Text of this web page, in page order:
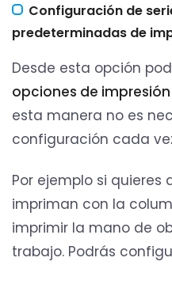
Configuración de
predeterminadas de
Desde esta opción
opciones de
esta manera no es
configuración cada
Por ejemplo si quieres
impriman con la
imprimir la mano de
trabajo. Podrás